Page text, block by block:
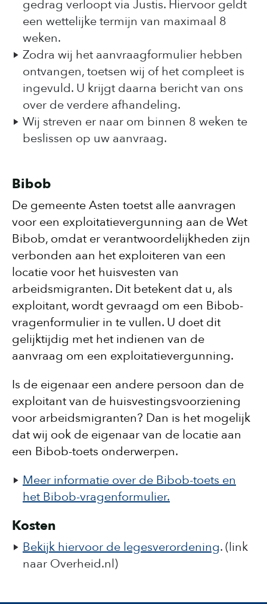
gedrag verloopt via Justis. Hiervoor geldt
een wettelijke termijn van maximaal 8
weken.
Zodra wij het aanvraagformulier hebben
ontvangen, toetsen wij of het compleet is
ingevuld. U krijgt daarna bericht van ons
over de verdere afhandeling.
Wij streven er naar om binnen 8 weken te
beslissen op uw aanvraag.
Bibob
De gemeente Asten toetst alle aanvragen
voor een exploitatievergunning aan de Wet
Bibob, omdat er verantwoordelijkheden zijn
verbonden aan het exploiteren van een
locatie voor het huisvesten van
arbeidsmigranten. Dit betekent dat u, als
exploitant, wordt gevraagd om een Bibob-
vragenformulier in te vullen. U doet dit
gelijktijdig met het indienen van de
aanvraag om een exploitatievergunning.
Is de eigenaar een andere persoon dan de
exploitant van de huisvestingsvoorziening
voor arbeidsmigranten? Dan is het mogelijk
dat wij ook de eigenaar van de locatie aan
een Bibob-toets onderwerpen.
Meer informatie over de Bibob-toets en
het Bibob-vragenformulier.
Kosten
Bekijk hiervoor de legesverordening. (link
naar Overheid.nl)